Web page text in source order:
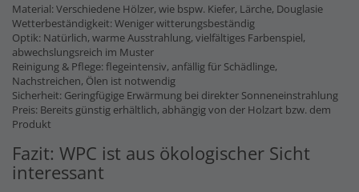
Material: Verschiedene Hölzer, wie bspw. Kiefer, Lärche, Douglasie
Wetterbeständigkeit: Weniger witterungsbeständig
Optik: Natürlich, warme Ausstrahlung, vielfältiges Farbenspiel,
abwechslungsreich im Muster
Reinigung & Pflege: flegeintensiv, anfällig für Schädlinge,
Nachstreichen, Ölen ist notwendig
Sicherheit: Geringfügige Erwärmung bei direkter Sonneneinstrahlung
Preis: Bereits günstig erhältlich, abhängig von der Holzart bzw. dem
Produkt
Fazit: WPC ist aus ökologischer Sicht
interessant